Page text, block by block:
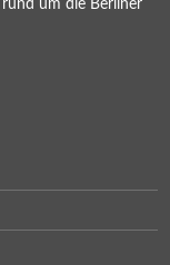
rund um die Berliner